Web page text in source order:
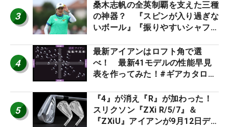
3
桑木志帆の全英制覇を支えた三種
の神器？ 『スピンが入り過ぎな
いボール』『振りやすいシャフ
ー』 #女子プロセッティング
4
最新アイアンはロフト角で選
べ！ 最新41モデルの性能早見
表を作ってみた！#ギアカタログ
5
『4』が消え『R』が加わった！
スリクソン『ZXi R/5/7』＆
『ZXiU』アイアンが9月12日デ